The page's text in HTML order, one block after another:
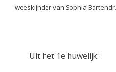
weeskijnder van Sophia Bartendr.
Uit het 1e huwelijk: